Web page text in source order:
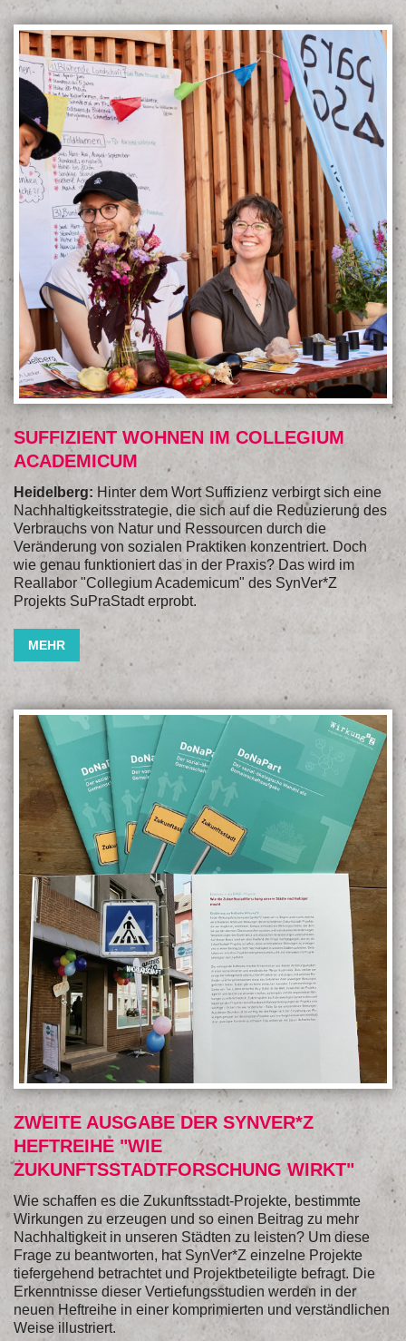
SUFFIZIENT WOHNEN IM COLLEGIUM
ACADEMICUM
Heidelberg: Hinter dem Wort Suffizienz verbirgt sich eine
Nachhaltigkeitsstrategie, die sich auf die Reduzierung des
Verbrauchs von Natur und Ressourcen durch die
Veränderung von sozialen Praktiken konzentriert. Doch
wie genau funktioniert das in der Praxis? Das wird im
Reallabor "Collegium Academicum" des SynVer*Z
Projekts SuPraStadt erprobt.
MEHR
ZWEITE AUSGABE DER SYNVER*Z
HEFTREIHE "WIE
ZUKUNFTSSTADTFORSCHUNG WIRKT"
Wie schaffen es die Zukunftsstadt-Projekte, bestimmte
Wirkungen zu erzeugen und so einen Beitrag zu mehr
Nachhaltigkeit in unseren Städten zu leisten? Um diese
Frage zu beantworten, hat SynVer*Z einzelne Projekte
tiefergehend betrachtet und Projektbeteiligte befragt. Die
Erkenntnisse dieser Vertiefungsstudien werden in der
neuen Heftreihe in einer komprimierten und verständlichen
Weise illustriert.